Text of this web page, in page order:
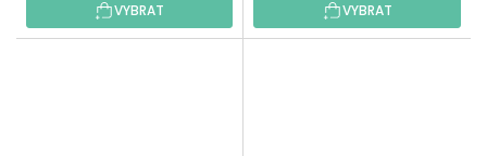
VYBRAT VYBRAT